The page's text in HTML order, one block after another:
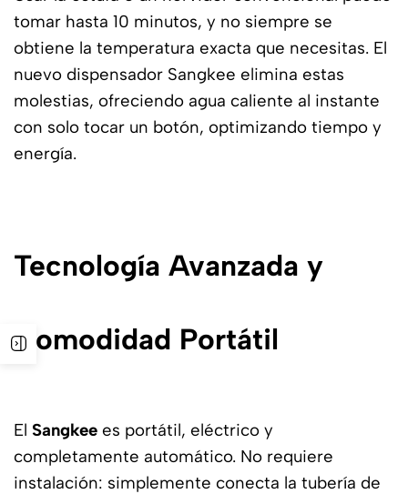
tomar hasta 10 minutos, y no siempre se
obtiene la temperatura exacta que necesitas. El
nuevo dispensador Sangkee elimina estas
molestias, ofreciendo agua caliente al instante
con solo tocar un botón, optimizando tiempo y
energía.
Tecnología Avanzada y
Comodidad Portátil
El Sangkee es portátil, eléctrico y
completamente automático. No requiere
instalación: simplemente conecta la tubería de